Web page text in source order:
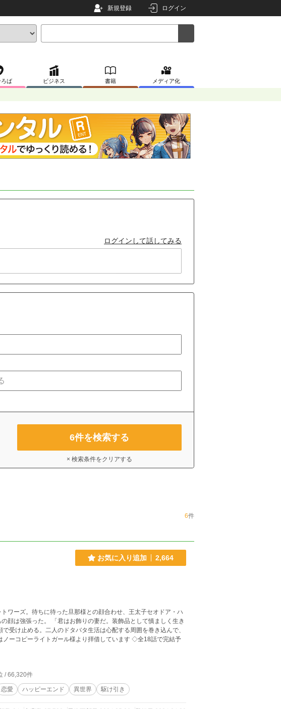
新規登録 ログイン
ば ビジネス 書籍 メディア化
ログインして話してみる
6件を検索する
× 検索条件をクリアする
6件
お気に入り追加 2,664
ワーズ。待ちに待った旦那様との顔合わせ、王太子セオドア・ハ
。装飾品として慎ましく生き
/ 66,320件
恋愛 ハッピーエンド 異世界 駆け引き